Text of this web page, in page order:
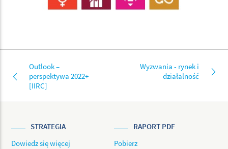
Outlook –
perspektywa 2022+
[IIRC]
Wyzwania - rynek i
działalność
STRATEGIA
Dowiedz się więcej
RAPORT PDF
Pobierz